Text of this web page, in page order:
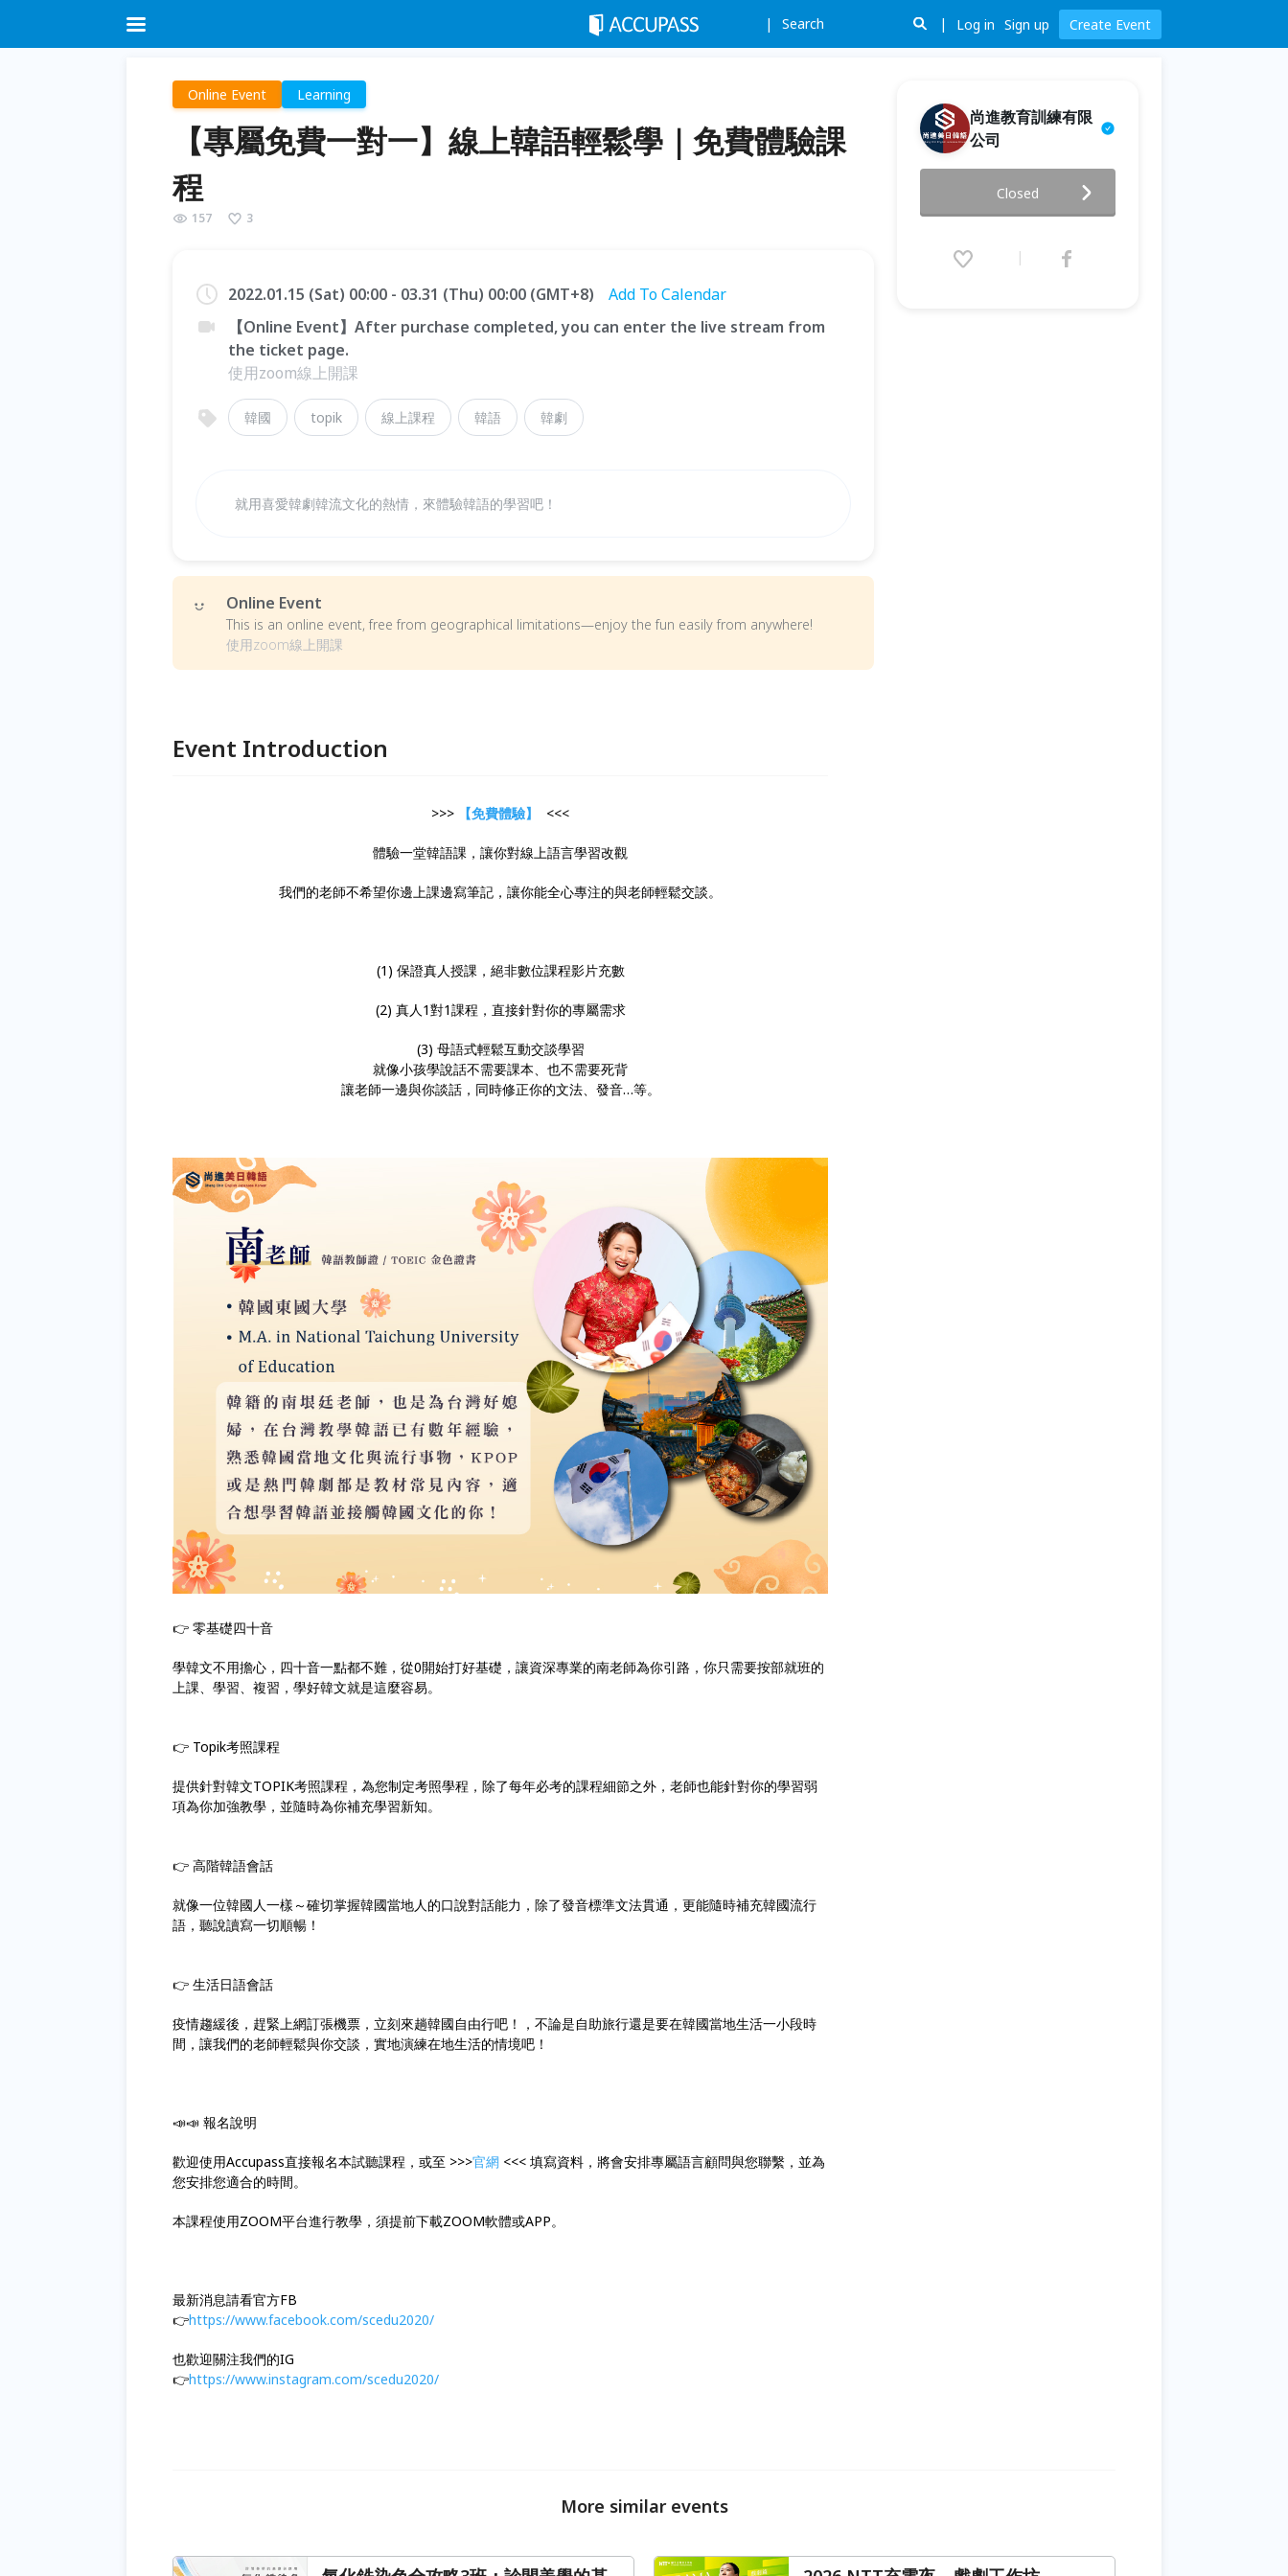
Search Log in Sign up Create Event
Online Event Learning
【專屬免費一對一】線上韓語輕鬆學｜免費體驗課
程
157 3
2022.01.15 (Sat) 00:00 - 03.31 (Thu) 00:00 (GMT+8)
Add To Calendar
【Online Event】After purchase completed, you can enter the live stream from
the ticket page.
使用zoom線上開課
韓國 topik 線上課程 韓語 韓劇
就用喜愛韓劇韓流文化的熱情，來體驗韓語的學習吧！
Online Event
This is an online event, free from geographical limitations—enjoy the fun easily from anywhere!
使用zoom線上開課
Event Introduction
>>> 【免費體驗】 <<<
體驗一堂韓語課，讓你對線上語言學習改觀
我們的老師不希望你邊上課邊寫筆記，讓你能全心專注的與老師輕鬆交談。
(1) 保證真人授課，絕非數位課程影片充數
(2) 真人1對1課程，直接針對你的專屬需求
(3) 母語式輕鬆互動交談學習
就像小孩學說話不需要課本、也不需要死背
讓老師一邊與你談話，同時修正你的文法、發音…等。
👉 零基礎四十音
學韓文不用擔心，四十音一點都不難，從0開始打好基礎，讓資深專業的南老師為你引路，你只需要按部就班的
上課、學習、複習，學好韓文就是這麼容易。
👉 Topik考照課程
提供針對韓文TOPIK考照課程，為您制定考照學程，除了每年必考的課程細節之外，老師也能針對你的學習弱
項為你加強教學，並隨時為你補充學習新知。
👉 高階韓語會話
就像一位韓國人一樣～確切掌握韓國當地人的口說對話能力，除了發音標準文法貫通，更能隨時補充韓國流行
語，聽說讀寫一切順暢！
👉 生活日語會話
疫情趨緩後，趕緊上網訂張機票，立刻來趟韓國自由行吧！，不論是自助旅行還是要在韓國當地生活一小段時
間，讓我們的老師輕鬆與你交談，實地演練在地生活的情境吧！
📣📣 報名說明
歡迎使用Accupass直接報名本試聽課程，或至 >>>官網 <<< 填寫資料，將會安排專屬語言顧問與您聯繫，並為
您安排您適合的時間。
本課程使用ZOOM平台進行教學，須提前下載ZOOM軟體或APP。
最新消息請看官方FB
👉https://www.facebook.com/scedu2020/
也歡迎關注我們的IG
👉https://www.instagram.com/scedu2020/
尚進教育訓練有限
公司
鬆學｜免費體驗課程
2022.01.15 (Sat) 00:00 - 03.31
Closed
More similar events